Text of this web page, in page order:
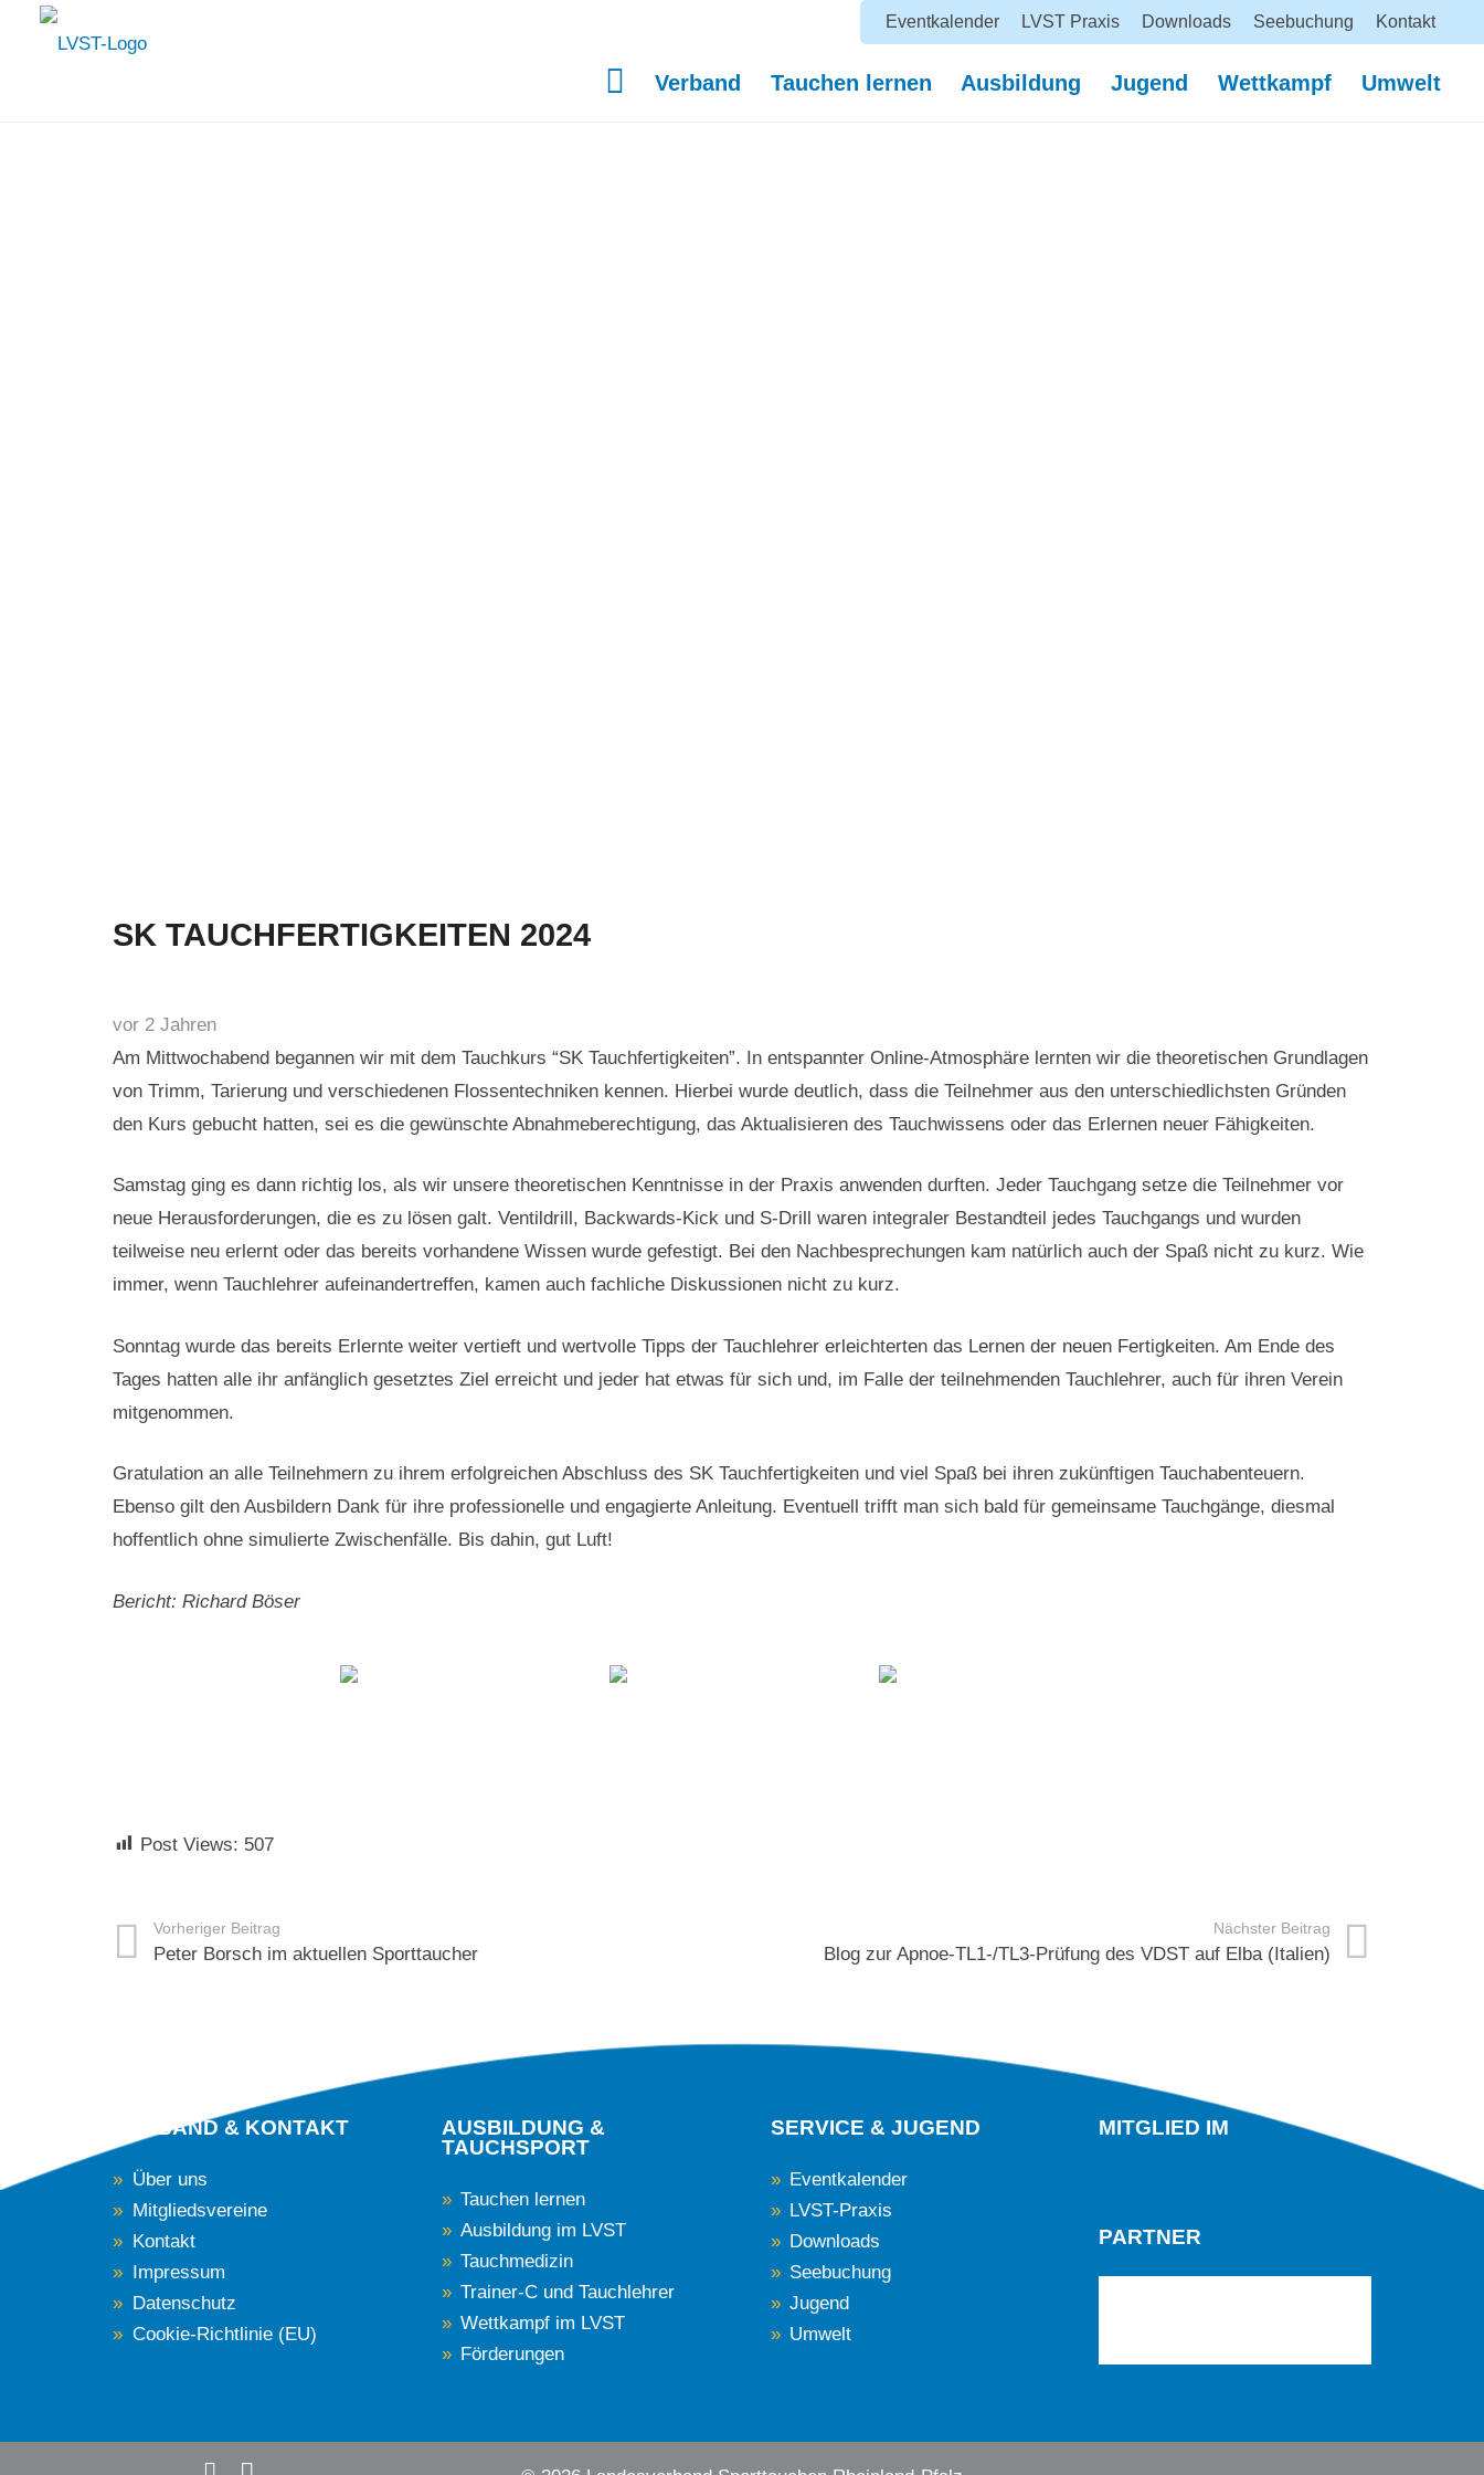
Eventkalender LVST Praxis Downloads Seebuchung Kontakt
Verband Tauchen lernen Ausbildung Jugend Wettkampf Umwelt
SK TAUCHFERTIGKEITEN 2024
vor 2 Jahren
Am Mittwochabend begannen wir mit dem Tauchkurs “SK Tauchfertigkeiten”. In entspannter Online-Atmosphäre lernten wir die theoretischen Grundlagen
von Trimm, Tarierung und verschiedenen Flossentechniken kennen. Hierbei wurde deutlich, dass die Teilnehmer aus den unterschiedlichsten Gründen
den Kurs gebucht hatten, sei es die gewünschte Abnahmeberechtigung, das Aktualisieren des Tauchwissens oder das Erlernen neuer Fähigkeiten.
Samstag ging es dann richtig los, als wir unsere theoretischen Kenntnisse in der Praxis anwenden durften. Jeder Tauchgang setze die Teilnehmer vor
neue Herausforderungen, die es zu lösen galt. Ventildrill, Backwards-Kick und S-Drill waren integraler Bestandteil jedes Tauchgangs und wurden
teilweise neu erlernt oder das bereits vorhandene Wissen wurde gefestigt. Bei den Nachbesprechungen kam natürlich auch der Spaß nicht zu kurz. Wie
immer, wenn Tauchlehrer aufeinandertreffen, kamen auch fachliche Diskussionen nicht zu kurz.
Sonntag wurde das bereits Erlernte weiter vertieft und wertvolle Tipps der Tauchlehrer erleichterten das Lernen der neuen Fertigkeiten. Am Ende des
Tages hatten alle ihr anfänglich gesetztes Ziel erreicht und jeder hat etwas für sich und, im Falle der teilnehmenden Tauchlehrer, auch für ihren Verein
mitgenommen.
Gratulation an alle Teilnehmern zu ihrem erfolgreichen Abschluss des SK Tauchfertigkeiten und viel Spaß bei ihren zukünftigen Tauchabenteuern.
Ebenso gilt den Ausbildern Dank für ihre professionelle und engagierte Anleitung. Eventuell trifft man sich bald für gemeinsame Tauchgänge, diesmal
hoffentlich ohne simulierte Zwischenfälle. Bis dahin, gut Luft!
Bericht: Richard Böser
Post Views: 507
Vorheriger Beitrag
Peter Borsch im aktuellen Sporttaucher
Nächster Beitrag
Blog zur Apnoe-TL1-/TL3-Prüfung des VDST auf Elba (Italien)
VERBAND & KONTAKT
Über uns
Mitgliedsvereine
Kontakt
Impressum
Datenschutz
Cookie-Richtlinie (EU)
AUSBILDUNG &
TAUCHSPORT
Tauchen lernen
Ausbildung im LVST
Tauchmedizin
Trainer-C und Tauchlehrer
Wettkampf im LVST
Förderungen
SERVICE & JUGEND
Eventkalender
LVST-Praxis
Downloads
Seebuchung
Jugend
Umwelt
MITGLIED IM
PARTNER